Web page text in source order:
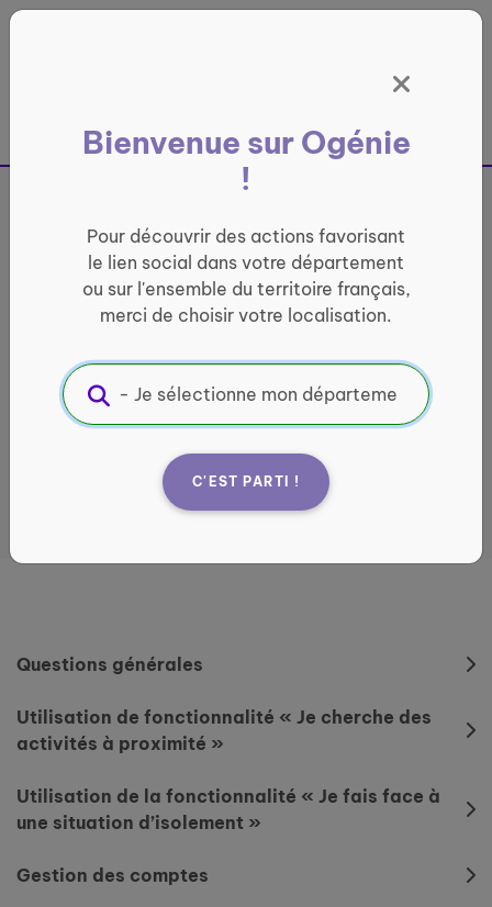
France entière
Bienvenue sur Ogénie
!
Pour découvrir des actions favorisant
le lien social dans votre département
ou sur l'ensemble du territoire français,
merci de choisir votre localisation.
C'EST PARTI !
Foire aux questions
Retrouvez ici l’ensemble des questions
fréquemment posées.
Si vous ne trouvez pas la réponse à votre
question, n’hésitez pas ànous contacter
Questions générales
Utilisation de fonctionnalité « Je cherche des
activités à proximité »
Utilisation de la fonctionnalité « Je fais face à
une situation d’isolement »
Gestion des comptes
Panneau de gestion des cookies